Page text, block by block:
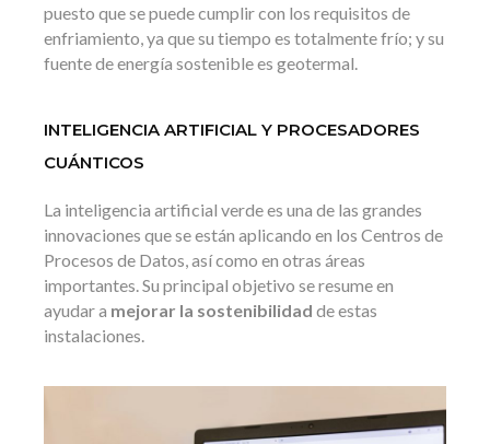
puesto que se puede cumplir con los requisitos de
enfriamiento, ya que su tiempo es totalmente frío; y su
fuente de energía sostenible es geotermal.
INTELIGENCIA ARTIFICIAL Y PROCESADORES
CUÁNTICOS
La inteligencia artificial verde es una de las grandes
innovaciones que se están aplicando en los Centros de
Procesos de Datos, así como en otras áreas
importantes. Su principal objetivo se resume en
ayudar a mejorar la sostenibilidad de estas
instalaciones.